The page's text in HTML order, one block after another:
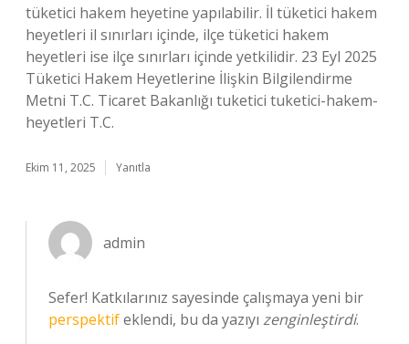
tüketici hakem heyetine yapılabilir. İl tüketici hakem
heyetleri il sınırları içinde, ilçe tüketici hakem
heyetleri ise ilçe sınırları içinde yetkilidir. 23 Eyl 2025
Tüketici Hakem Heyetlerine İlişkin Bilgilendirme
Metni T.C. Ticaret Bakanlığı tuketici tuketici-hakem-
heyetleri T.C.
Ekim 11, 2025 Yanıtla
admin
Sefer! Katkılarınız sayesinde çalışmaya yeni bir
perspektifeklendi, bu da yazıyı zenginleştirdi.